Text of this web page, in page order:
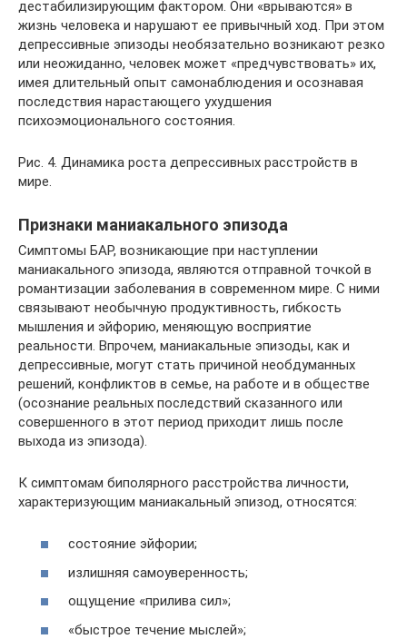
дестабилизирующим фактором. Они «врываются» в
жизнь человека и нарушают ее привычный ход. При этом
депрессивные эпизоды необязательно возникают резко
или неожиданно, человек может «предчувствовать» их,
имея длительный опыт самонаблюдения и осознавая
последствия нарастающего ухудшения
психоэмоционального состояния.
Рис. 4. Динамика роста депрессивных расстройств в
мире.
Признаки маниакального эпизода
Симптомы БАР, возникающие при наступлении
маниакального эпизода, являются отправной точкой в
романтизации заболевания в современном мире. С ними
связывают необычную продуктивность, гибкость
мышления и эйфорию, меняющую восприятие
реальности. Впрочем, маниакальные эпизоды, как и
депрессивные, могут стать причиной необдуманных
решений, конфликтов в семье, на работе и в обществе
(осознание реальных последствий сказанного или
совершенного в этот период приходит лишь после
выхода из эпизода).
К симптомам биполярного расстройства личности,
характеризующим маниакальный эпизод, относятся:
состояние эйфории;
излишняя самоуверенность;
ощущение «прилива сил»;
«быстрое течение мыслей»;